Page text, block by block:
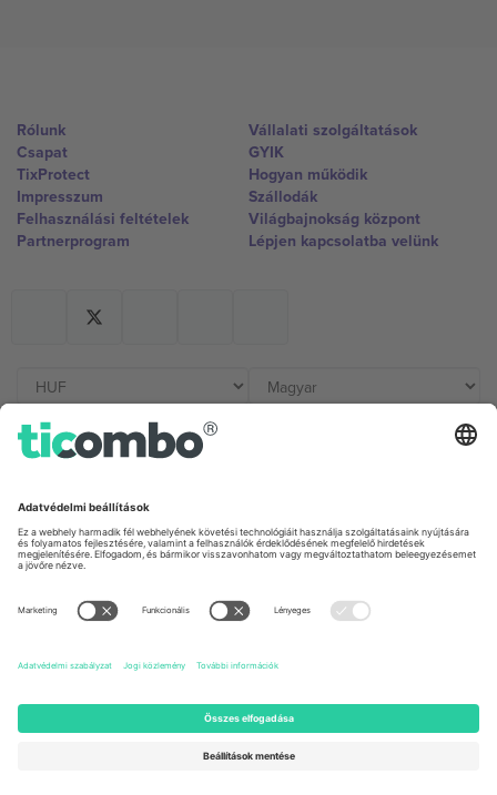
Rólunk
Csapat
TixProtect
Impresszum
Felhasználási feltételek
Partnerprogram
Vállalati szolgáltatások
GYIK
Hogyan működik
Szállodák
Világbajnokság központ
Lépjen kapcsolatba velünk
Irodák és támogatás
Germany
Unter den Linden 24, 10117
Berlin, Germany
167 City Road, London, Greater
131 Continental Dr, Suite 305,
Dorfstrasse 52a, 6390
United Arab Emirates